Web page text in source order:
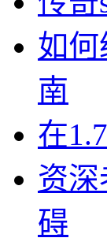
如
南
在
资
碍